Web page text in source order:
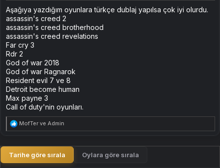
Aşağıya yazdığım oyunlara türkçe dublaj yapılsa çok iyi olurdu.
assassin's creed 2
assassin's creed brotherhood
assassin's creed revelations
Far cry 3
Rdr 2
God of war 2018
God of war Ragnarok
Resident evil 7 ve 8
Detroit become human
Max payne 3
Call of duty'nin oyunları.
T
e
e
MofTer ve Admin
Tarihe göre sırala Oylara göre sırala